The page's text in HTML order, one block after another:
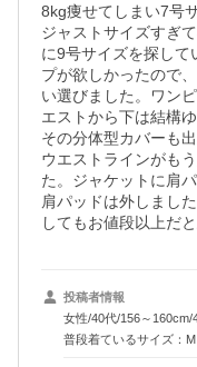
8kg痩せてしまい7号
ジャストサイズすぎ
に9号サイズを探して
プが欲しかったので
い選びました。ワン
エストから下は結構
その分体型カバーも
ウエストラインがも
た。ジャケットに肩
肩パッドは外しまし
してもお値段以上だと
投稿者情報
女性/40代/156～160cm/
普段着ているサイズ：M